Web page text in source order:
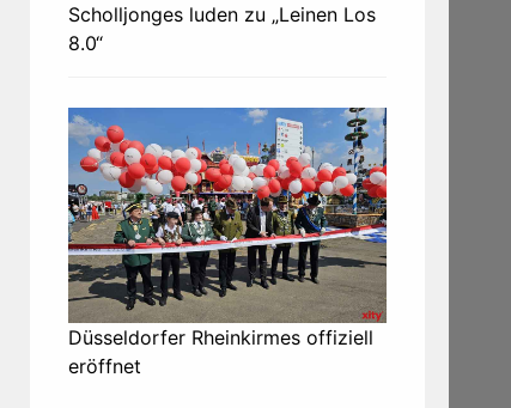
Scholljonges luden zu „Leinen Los
8.0“
Düsseldorfer Rheinkirmes offiziell
eröffnet